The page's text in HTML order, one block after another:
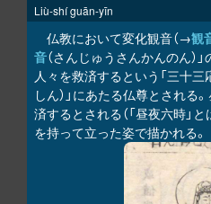
Liù-shí guān-yīn
仏教において変化観音（→観
音（さんじゅうさんかんのん）
人々を救済するという「三十三
しん）」にあたる仏尊とされ
済するとされる（「昼夜六時」
を持って立った姿で描かれる。